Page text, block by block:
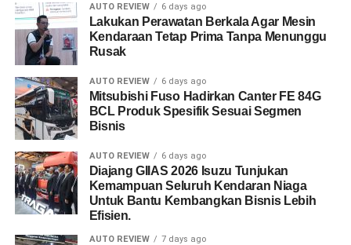
AUTO REVIEW 6 days ago
Lakukan Perawatan Berkala Agar Mesin
Kendaraan Tetap Prima Tanpa Menunggu
Rusak
AUTO REVIEW 6 days ago
Mitsubishi Fuso Hadirkan Canter FE 84G
BCL Produk Spesifik Sesuai Segmen
Bisnis
AUTO REVIEW 6 days ago
Diajang GIIAS 2026 Isuzu Tunjukan
Kemampuan Seluruh Kendaran Niaga
Untuk Bantu Kembangkan Bisnis Lebih
Efisien.
AUTO REVIEW 7 days ago